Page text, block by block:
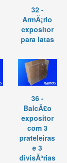
32 -
ArmÃ¡rio
expositor
para latas
36 -
BalcÃ£o
expositor
com 3
prateleiras
e 3
divisÃ³rias